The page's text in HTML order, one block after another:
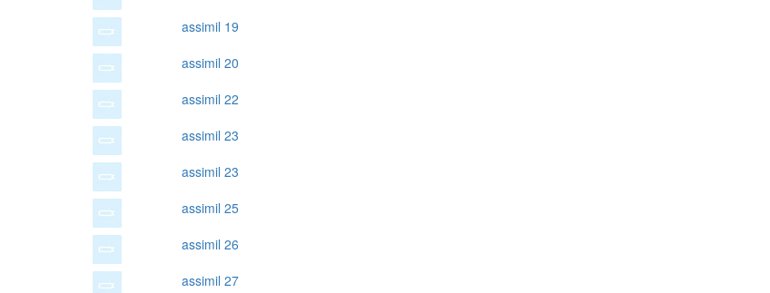
assimil 19
assimil 20
assimil 22
assimil 23
assimil 23
assimil 25
assimil 26
assimil 27